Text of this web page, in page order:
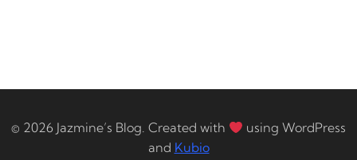
© 2026 Jazmine’s Blog. Created with
using WordPress
and Kubio